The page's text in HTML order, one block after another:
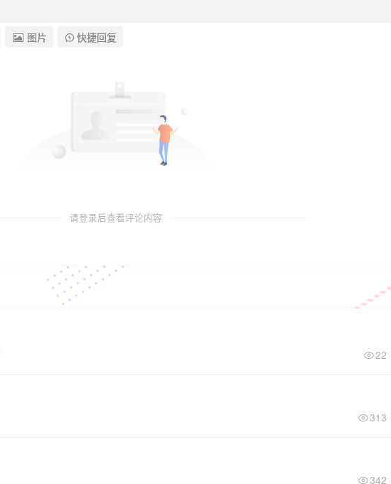
图片 快捷回复
请登录后查看评论内容
22
313
342